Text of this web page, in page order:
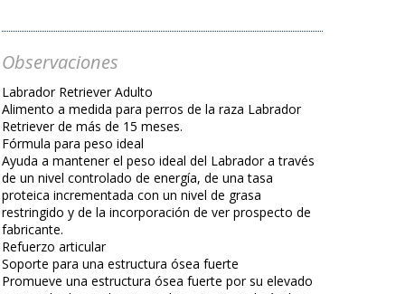
Observaciones
Labrador Retriever Adulto
Alimento a medida para perros de la raza Labrador
Retriever de más de 15 meses.
Fórmula para peso ideal
Ayuda a mantener el peso ideal del Labrador a través
de un nivel controlado de energía, de una tasa
proteica incrementada con un nivel de grasa
restringido y de la incorporación de ver prospecto de
fabricante.
Refuerzo articular
Soporte para una estructura ósea fuerte
Promueve una estructura ósea fuerte por su elevado